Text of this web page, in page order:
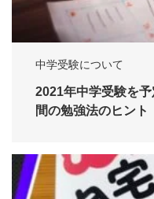
中学受験について
2021年中学受験を
間の勉強法のヒント